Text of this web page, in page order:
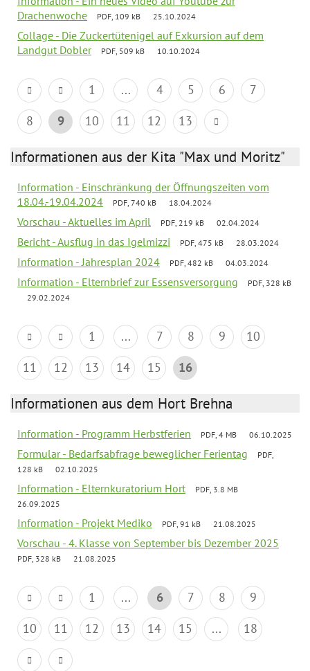
Drachenwoche
PDF, 109 kB 25.10.2024
Collage - Die Zuckertütenigel auf Exkursion auf dem
Landgut Dobler
PDF, 509 kB 10.10.2024
1 ... 4 5 6
7
8
9 10 11 12 13
Informationen aus der Kita "Max und Moritz"
Information - Einschränkung der Öffnungszeiten vom
18.04.-19.04.2024
PDF, 740 kB 18.04.2024
Vorschau - Aktuelles im April PDF, 219 kB 02.04.2024
Bericht - Ausflug in das Igelmizzi PDF, 475 kB 28.03.2024
Information - Jahresplan 2024 PDF, 482 kB 04.03.2024
Information - Elternbrief zur Essensversorgung
PDF, 328 kB
29.02.2024
1 ... 7 8 9
10
11
12 13 14 15 16
Informationen aus dem Hort Brehna
Information - Programm Herbstferien PDF, 4 MB 06.10.2025
Formular - Bedarfsabfrage beweglicher Ferientag
PDF,
128 kB
02.10.2025
Information - Elternkuratorium Hort
PDF, 3.8 MB
26.09.2025
Information - Projekt Mediko PDF, 91 kB 21.08.2025
Vorschau - 4. Klasse von September bis Dezember 2025
PDF, 328 kB 21.08.2025
1 ... 6 7 8
9
10
11 12 13 14 15 ... 18